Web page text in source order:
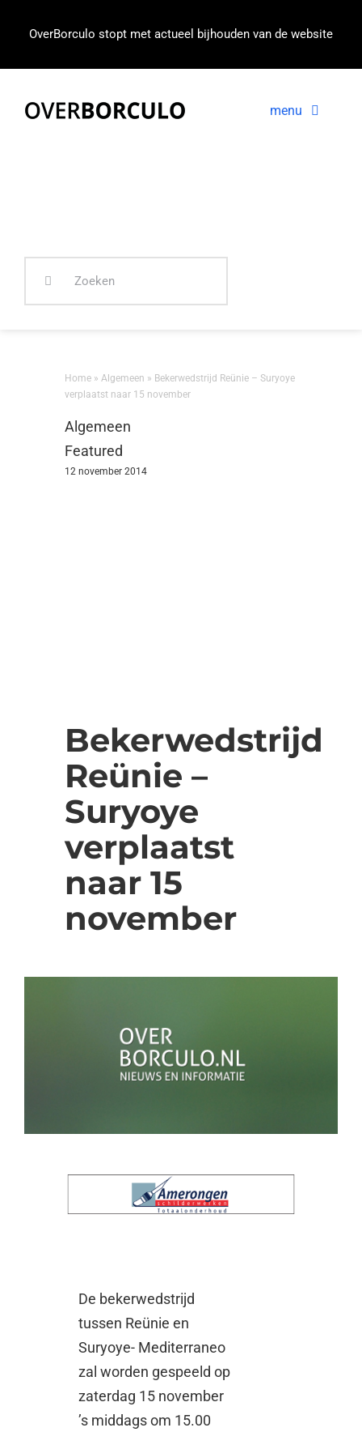
OverBorculo stopt met actueel bijhouden van de website
menu
Home »Algemeen » Bekerwedstrijd Reünie – Suryoye
verplaatst naar 15 november
Algemeen
Featured
12 november 2014
Bekerwedstrijd
Reünie –
Suryoye
verplaatst
naar 15
november
De bekerwedstrijd
tussen Reünie en
Suryoye- Mediterraneo
zal worden gespeeld op
zaterdag 15 november
’s middags om 15.00